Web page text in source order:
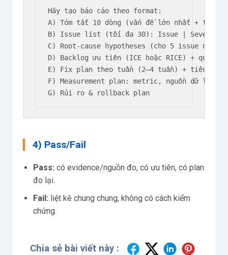
Hãy tạo báo cáo theo format:
A) Tóm tắt 10 dòng (vấn đề lớn nhất + tác
B) Issue list (tối đa 30): Issue | Severity |
C) Root-cause hypotheses (cho 5 issue nặng
D) Backlog ưu tiên (ICE hoặc RICE) + quick
E) Fix plan theo tuần (2–4 tuần) + tiêu chí
F) Measurement plan: metric, nguồn dữ liệu,
G) Rủi ro & rollback plan
4) Pass/Fail
Pass: có evidence/nguồn đo, có ưu tiên, có plan
đo lại.
Fail: liệt kê chung chung, không có cách kiểm
chứng.
Chia sẻ bài viết này :